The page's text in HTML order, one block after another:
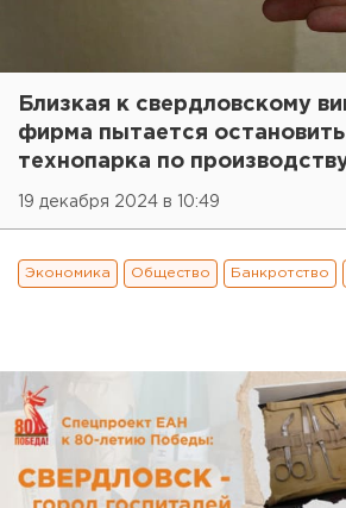
Близкая к свердловскому
фирма пытается
технопарка по
19 декабря 2024 в 10:49
Экономика Общество Банкротство